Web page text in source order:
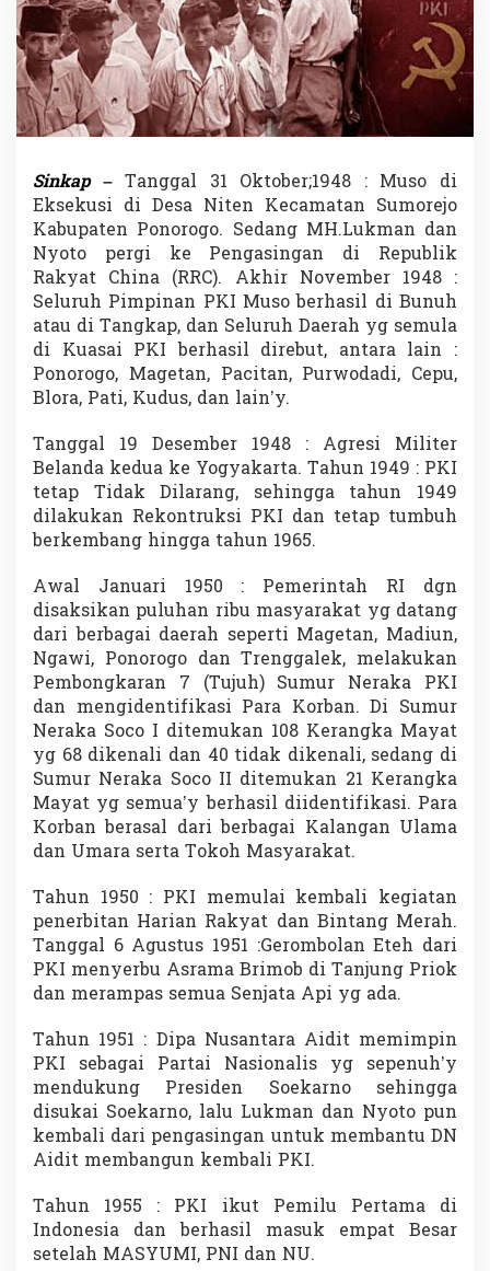
S
e
b
a
g
a
i
a
t
a
t
a
n
S
e
j
a
r
a
h
a
n
g
H
a
r
s
M
e
n
j
a
d
i
P
e
l
j
a
r
n
S
e
b
a
g
i
A
n
a
k
B
a
n
s
a
Sinkap–Tanggal 31 Oktober;1948 : Muso di
Eksekusi di Desa Niten Kecamatan Sumorejo
Kabupaten Ponorogo. Sedang MH.Lukman dan
Nyoto pergi ke Pengasingan di Republik
Rakyat China (RRC). Akhir November 1948 :
Seluruh Pimpinan PKI Muso berhasil di Bunuh
atau di Tangkap, dan Seluruh Daerah yg semula
di Kuasai PKI berhasil direbut, antara lain :
Ponorogo, Magetan, Pacitan, Purwodadi, Cepu,
Blora, Pati, Kudus, dan lain’y.
Tanggal 19 Desember 1948 : Agresi Militer
Belanda kedua ke Yogyakarta. Tahun 1949 : PKI
tetap Tidak Dilarang, sehingga tahun 1949
dilakukan Rekontruksi PKI dan tetap tumbuh
berkembang hingga tahun 1965.
Awal Januari 1950 : Pemerintah RI dgn
disaksikan puluhan ribu masyarakat yg datang
dari berbagai daerah seperti Magetan, Madiun,
Ngawi, Ponorogo dan Trenggalek, melakukan
Pembongkaran 7 (Tujuh) Sumur Neraka PKI
dan mengidentifikasi Para Korban. Di Sumur
Neraka Soco I ditemukan 108 Kerangka Mayat
yg 68 dikenali dan 40 tidak dikenali, sedang di
Sumur Neraka Soco II ditemukan 21 Kerangka
Mayat yg semua’y berhasil diidentifikasi. Para
Korban berasal dari berbagai Kalangan Ulama
dan Umara serta Tokoh Masyarakat.
Tahun 1950 : PKI memulai kembali kegiatan
penerbitan Harian Rakyat dan Bintang Merah.
Tanggal 6 Agustus 1951 :Gerombolan Eteh dari
PKI menyerbu Asrama Brimob di Tanjung Priok
dan merampas semua Senjata Api yg ada.
Tahun 1951 : Dipa Nusantara Aidit memimpin
PKI sebagai Partai Nasionalis yg sepenuh’y
mendukung Presiden Soekarno sehingga
disukai Soekarno, lalu Lukman dan Nyoto pun
kembali dari pengasingan untuk membantu DN
Aidit membangun kembali PKI.
Tahun 1955 : PKI ikut Pemilu Pertama di
Indonesia dan berhasil masuk empat Besar
setelah MASYUMI, PNI dan NU.